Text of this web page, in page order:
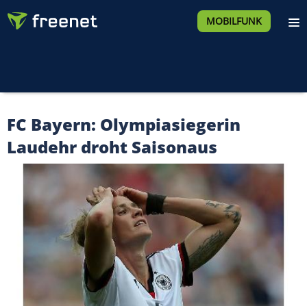
MOBILFUNK
FC Bayern: Olympiasiegerin
Laudehr droht Saisonaus